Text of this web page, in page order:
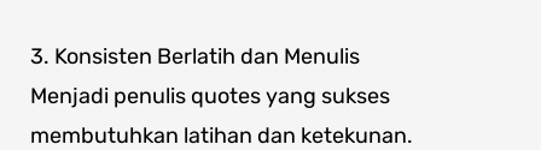
3. Konsisten Berlatih dan Menulis
Menjadi penulis quotes yang sukses
membutuhkan latihan dan ketekunan.